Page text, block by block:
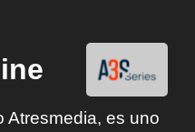
Atresmedia, es uno